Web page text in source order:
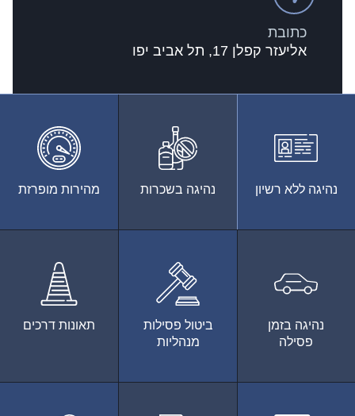
כתובת
אליעזר קפלן 17, תל אביב יפו
נהיגה ללא רשיון נהיגה בשכרות מהירות מופרזת
נהיגה בזמן
פסילה
ביטול פסילות
מנהליות
תאונות דרכים